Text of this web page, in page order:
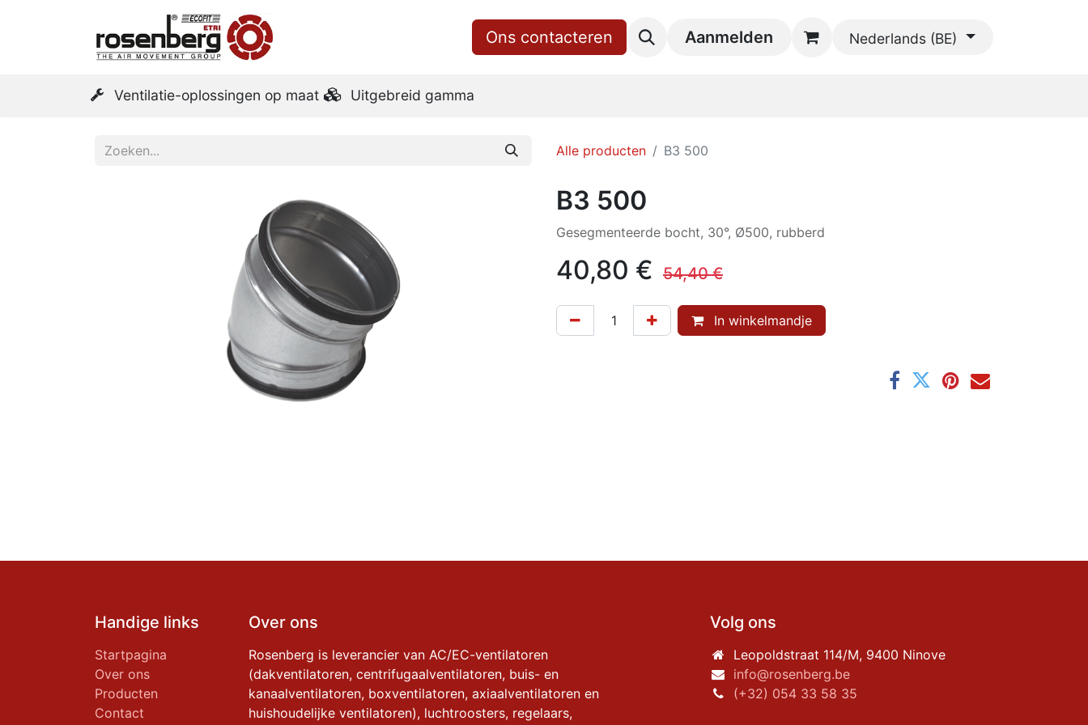
Over ons RoVent10 Online Downloads Contact
Ons contacteren Aanmelden Nederlands (BE)
Ventilatie-oplossingen op maat Uitgebreid gamma
Alle producten B3 500
B3 500
Gesegmenteerde bocht, 30°, Ø500, rubberd
40,80 € 54,40€
In winkelmandje
Handige links
Startpagina
Over ons
Producten
Contact
Over ons
Rosenberg is leverancier van AC/EC-ventilatoren
(dakventilatoren, centrifugaalventilatoren, buis- en
kanaalventilatoren, boxventilatoren, axiaalventilatoren en
huishoudelijke ventilatoren), luchtroosters, regelaars,
Volg ons
Leopoldstraat 114/M, 9400 Ninove
info@rosenberg.be
(+32) 054 33 58 35